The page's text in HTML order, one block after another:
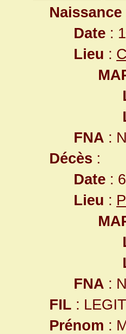
Naissance
Date :
Lieu :
FNA :
Décès :
Date :
Lieu :
FNA :
FIL :
Prénom :